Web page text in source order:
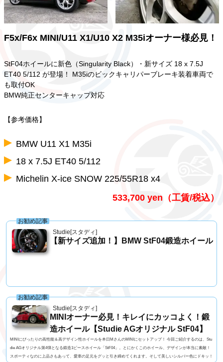
F5x/F6x MINI/U11 X1/U10 X2 M35iオーナー様必見！
StF04ホイールに新色（Singularity Black）・新サイズ 18 x 7.5J
ET40 5/112 が登場！ M35iのビックキャリパーブレーキ装着車両で
も取付OK
BMW純正センターキャップ対応
【参考価格】
BMW U11 X1 M35i
18 x 7.5J ET40 5/112
Michelin X-ice SNOW 225/55R18 x4
533,700 yen（工賃/税込）
Studie[スタディ]
お勧め記事
【新サイズ追加！】BMW StF04鍛造ホイール
Studie[スタディ]
お勧め記事
MINIオーナー必見！キレイにカッコよく！鍛
造ホイール【Studie AGオリジナル StF04】
MINIにぴったりの高性能＆高デザイン性ホイールを本日MさんのMINIにセットアップ！ 今回ご紹介するのは、Stu
die AGオリジナル第4弾となる鍛造1ピースホイール「StF04」。とにかくこのホイール、デザインが本当に素敵！
スポーティなのに上品さもあって、愛車の足元をグッと引き締めてくれます。そして美しいシルバー色にドキッ！